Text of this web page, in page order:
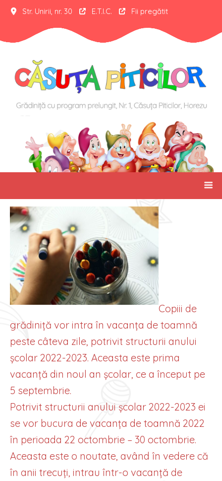
Str. Unirii, nr. 30 E.T.I.C. Fii pregătit
Copiii de
grădiniță vor intra în vacanța de toamnă
peste câteva zile, potrivit structurii anului
școlar 2022-2023. Aceasta este prima
vacanță din noul an școlar, ce a început pe
5 septembrie.
Potrivit structurii anului școlar 2022-2023 ei
se vor bucura de vacanța de toamnă 2022
în perioada 22 octombrie – 30 octombrie.
Aceasta este o noutate, având în vedere că
în anii trecuți, intrau într-o vacanță de